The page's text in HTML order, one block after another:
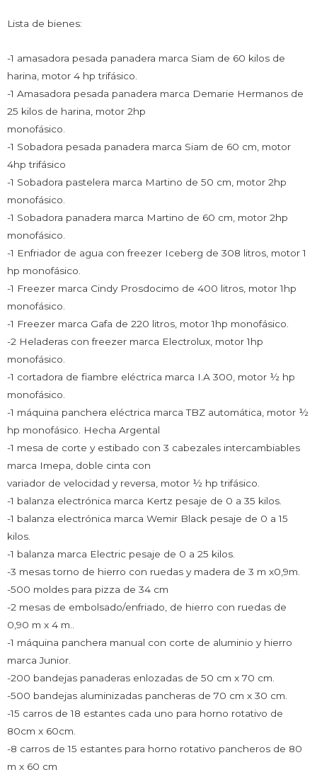
Lista de bienes:
-1 amasadora pesada panadera marca Siam de 60 kilos de
harina, motor 4 hp trifásico.
-1 Amasadora pesada panadera marca Demarie Hermanos de
25 kilos de harina, motor 2hp
monofásico.
-1 Sobadora pesada panadera marca Siam de 60 cm, motor
4hp trifásico
-1 Sobadora pastelera marca Martino de 50 cm, motor 2hp
monofásico.
-1 Sobadora panadera marca Martino de 60 cm, motor 2hp
monofásico.
-1 Enfriador de agua con freezer Iceberg de 308 litros, motor 1
hp monofásico.
-1 Freezer marca Cindy Prosdocimo de 400 litros, motor 1hp
monofásico.
-1 Freezer marca Gafa de 220 litros, motor 1hp monofásico.
-2 Heladeras con freezer marca Electrolux, motor 1hp
monofásico.
-1 cortadora de fiambre eléctrica marca I.A 300, motor ½ hp
monofásico.
-1 máquina panchera eléctrica marca TBZ automática, motor ½
hp monofásico. Hecha Argental
-1 mesa de corte y estibado con 3 cabezales intercambiables
marca Imepa, doble cinta con
variador de velocidad y reversa, motor ½ hp trifásico.
-1 balanza electrónica marca Kertz pesaje de 0 a 35 kilos.
-1 balanza electrónica marca Wemir Black pesaje de 0 a 15
kilos.
-1 balanza marca Electric pesaje de 0 a 25 kilos.
-3 mesas torno de hierro con ruedas y madera de 3 m x0,9m.
-500 moldes para pizza de 34 cm
-2 mesas de embolsado/enfriado, de hierro con ruedas de
0,90 m x 4 m..
-1 máquina panchera manual con corte de aluminio y hierro
marca Junior.
-200 bandejas panaderas enlozadas de 50 cm x 70 cm.
-500 bandejas aluminizadas pancheras de 70 cm x 30 cm.
-15 carros de 18 estantes cada uno para horno rotativo de
80cm x 60cm.
-8 carros de 15 estantes para horno rotativo pancheros de 80
m x 60 cm